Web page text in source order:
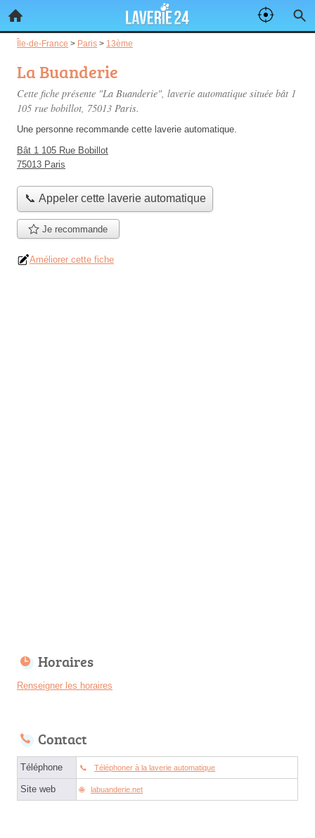
Île-de-France > Paris > 13ème
La Buanderie
Cette fiche présente "La Buanderie", laverie automatique située bât 1
105 rue bobillot, 75013 Paris.
Une personne recommande cette laverie automatique.
Bât 1 105 Rue Bobillot
75013 Paris
📞 Appeler cette laverie automatique
Je recommande
Améliorer cette fiche
Horaires
Renseigner les horaires
Contact
Téléphone Téléphoner à la laverie automatique
Site web labuanderie.net